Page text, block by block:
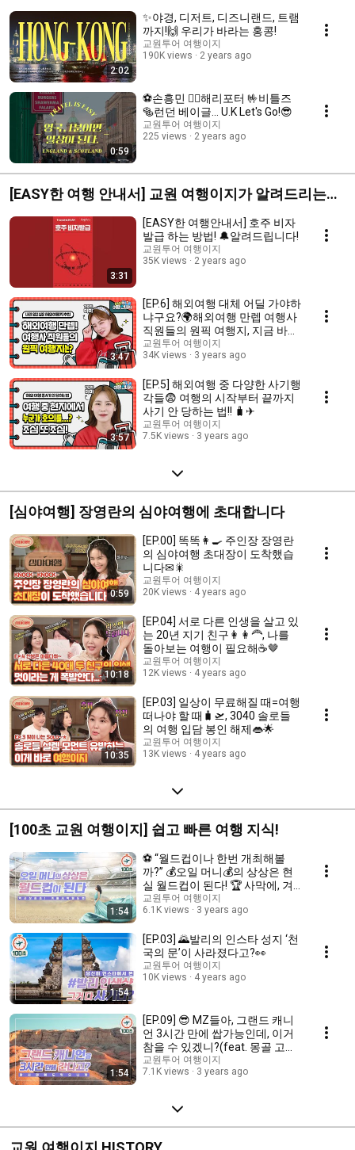
2:02
✨야경, 디저트, 디즈니랜드, 트램
까지!🙌 우리가 바라는 홍콩!
교원투어 여행이지
190K views
2 years ago
0:59
⚽손흥민 🧙‍♂️해리포터 🤟비틀즈
🥯런던 베이글... U.K Let's Go!😎
교원투어 여행이지
225 views
2 years ago
[EASY한 여행 안내서] 교원 여행이지가 알려드리는
E~~ASY한 여행 팁!
3:31
[EASY한 여행안내서] 호주 비자
발급 하는 방법! 🔔알려드립니다!
교원투어 여행이지
35K views
2 years ago
3:47
[EP.6] 해외여행 대체 어딜 가야하
냐구요?🌍해외여행 만렙 여행사
직원들의 원픽 여행지, 지금 바로
공개합니다.😲✈
교원투어 여행이지
34K views
3 years ago
3:57
[EP.5] 해외여행 중 다양한 사기행
각들😨 여행의 시작부터 끝까지
사기 안 당하는 법!! 🧳✈
교원투어 여행이지
7.5K views
3 years ago
[심야여행] 장영란의 심야여행에 초대합니다
0:59
[EP.00] 똑똑👩‍🍳 주인장 장영란
의 심야여행 초대장이 도착했습
니다✉🎇
교원투어 여행이지
20K views
4 years ago
10:18
[EP.04] 서로 다른 인생을 살고 있
는 20년 지기 친구👩👩‍🦰, 나를
돌아보는 여행이 필요해☕🤎
교원투어 여행이지
12K views
4 years ago
10:35
[EP.03] 일상이 무료해질 때=여행
떠나야 할 때🧳🛫, 3040 솔로들
의 여행 입담 봉인 해제👄🌟
교원투어 여행이지
13K views
4 years ago
[100초 교원 여행이지] 쉽고 빠른 여행 지식!
1:54
⚽ “월드컵이나 한번 개최해볼
까?” 💰오일 머니💰의 상상은 현
실 월드컵이 된다! 🏆 사막에, 겨
울에, 이게 된다고!?👀
교원투어 여행이지
6.1K views
3 years ago
1:54
[EP.03] 🌄발리의 인스타 성지 ‘천
국의 문’이 사라졌다고?👀
교원투어 여행이지
10K views
4 years ago
1:54
[EP.09] 😎 MZ들아, 그랜드 캐니
언 3시간 만에 쌉가능인데, 이거
참을 수 있겠니?(feat. 몽골 고비
사막 바양작)
교원투어 여행이지
7.1K views
3 years ago